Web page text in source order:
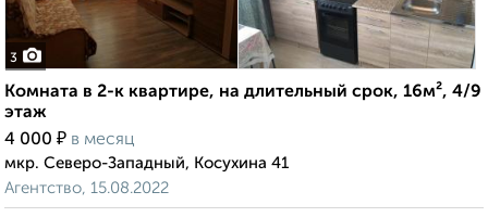
3
Комната в 2-к квартире, на длительный срок, 16м², 4/9
этаж
4 000 ₽ в месяц
мкр. Северо-Западный, Косухина 41
Агентство, 15.08.2022